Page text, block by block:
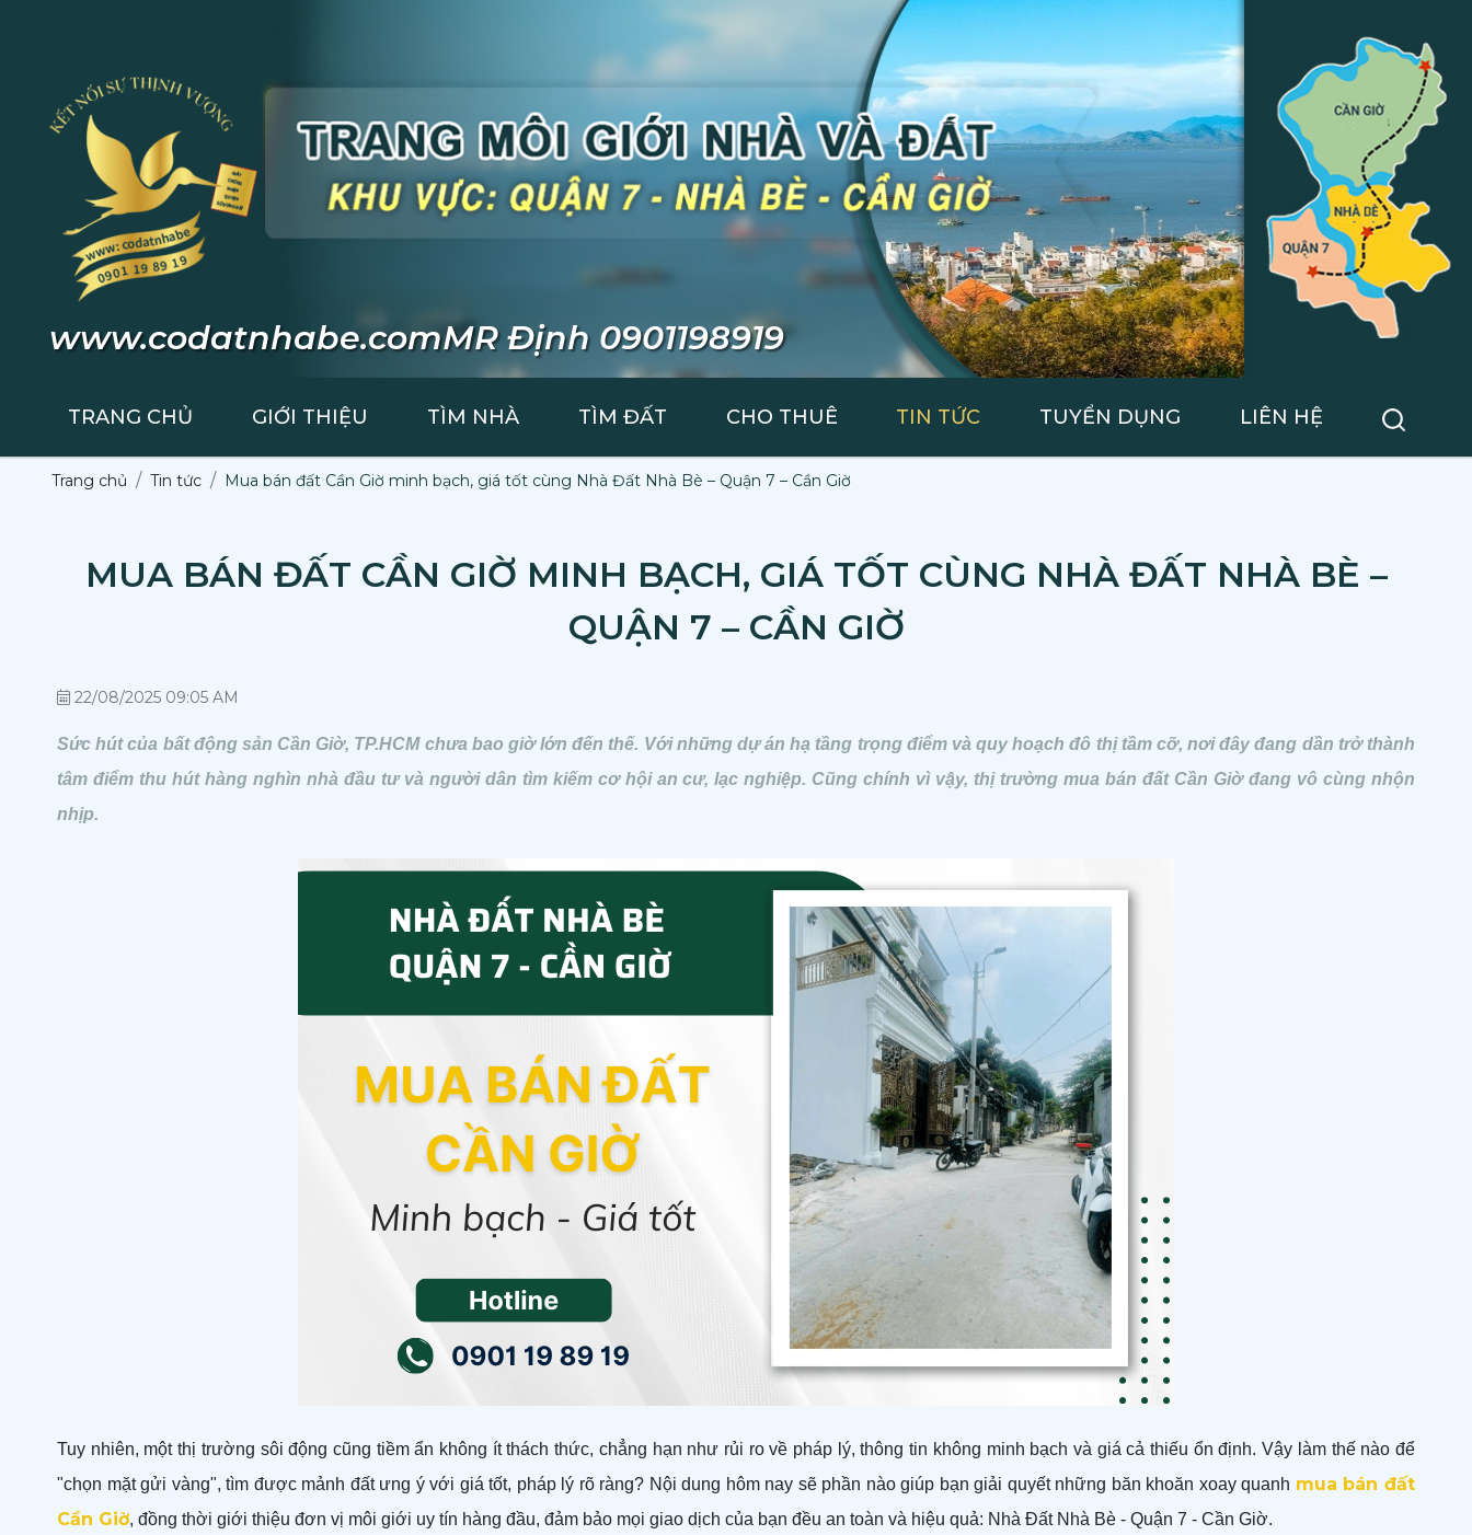
www.codatnhabe.comMR Định 0901198919
TRANG CHỦ GIỚI THIỆU TÌM NHÀ TÌM ĐẤT CHO THUÊ TIN TỨC TUYỂN DỤNG LIÊN HỆ
Trang chủ Tin tức Mua bán đất Cần Giờ minh bạch, giá tốt cùng Nhà Đất Nhà Bè – Quận 7 – Cần Giờ
MUA BÁN ĐẤT CẦN GIỜ MINH BẠCH, GIÁ TỐT CÙNG NHÀ ĐẤT NHÀ BÈ –
QUẬN 7 – CẦN GIỜ
22/08/2025 09:05 AM
Sức hút của bất động sản Cần Giờ, TP.HCM chưa bao giờ lớn đến thế. Với những dự án hạ tầng trọng điểm và quy hoạch đô thị tầm cỡ, nơi đây đang dần trở thành
tâm điểm thu hút hàng nghìn nhà đầu tư và người dân tìm kiếm cơ hội an cư, lạc nghiệp. Cũng chính vì vậy, thị trường mua bán đất Cần Giờ đang vô cùng nhộn
nhịp.
Tuy nhiên, một thị trường sôi động cũng tiềm ẩn không ít thách thức, chẳng hạn như rủi ro về pháp lý, thông tin không minh bạch và giá cả thiếu ổn định. Vậy làm thế nào để
"chọn mặt gửi vàng", tìm được mảnh đất ưng ý với giá tốt, pháp lý rõ ràng? Nội dung hôm nay sẽ phần nào giúp bạn giải quyết những băn khoăn xoay quanh mua bán đất
Cần Giờ, đồng thời giới thiệu đơn vị môi giới uy tín hàng đầu, đảm bảo mọi giao dịch của bạn đều an toàn và hiệu quả: Nhà Đất Nhà Bè - Quận 7 - Cần Giờ.